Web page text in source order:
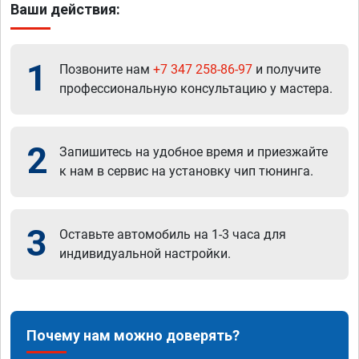
Ваши действия:
1 Позвоните нам +7 347 258-86-97 и получите
профессиональную консультацию у мастера.
2
Запишитесь на удобное время и приезжайте
к нам в сервис на установку чип тюнинга.
3
Оставьте автомобиль на 1-3 часа для
индивидуальной настройки.
Почему нам можно доверять?